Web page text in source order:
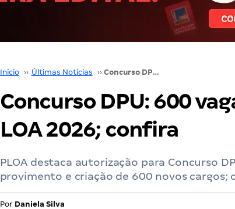
Início ›› Últimas Notícias ›› Concurso DPU: 600 vagas previstas no LOA 2026; confira
Concurso DPU: 600
LOA 2026; confira
PLOA destaca autorização para Concurso
provimento e criação de 600 novos cargos;
Por Daniela Silva